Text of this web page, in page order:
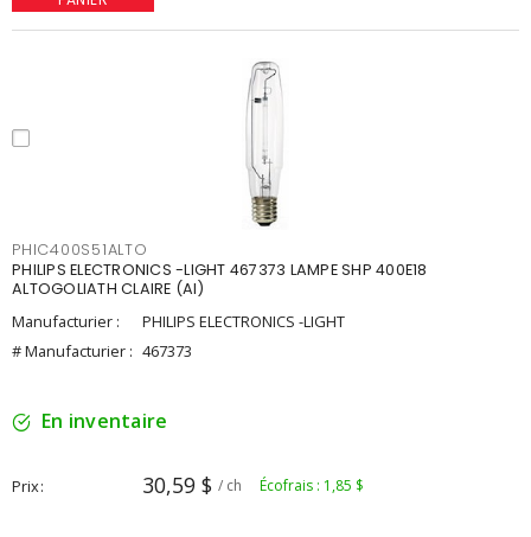
PHIC400S51ALTO
PHILIPS ELECTRONICS -LIGHT 467373 LAMPE SHP 400E18
ALTOGOLIATH CLAIRE (AI)
Manufacturier :
PHILIPS ELECTRONICS -LIGHT
# Manufacturier : 467373
En inventaire
Prix 30,59 $ / ch Écofrais : 1,85 $